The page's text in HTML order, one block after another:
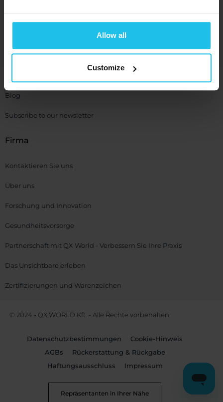
Allow all
Customize
QXSUBSPACE APP
Akademie
Blog
Subscribe to our newsletter
Firma
Kontaktieren Sie uns
Über uns
Forschung und Innovation
Gesundheitsvorsorge
Partnerschaft mit QX World - Verbessern Sie Ihre Praxis
Das Unsichtbare erleben
Zertifizierungen und Warenzeichen
© 2024 - QX WORLD Kft. - Alle Rechte vorbehalten.
Datenschutzbestimmungen
Cookie-Hinweis
AGBs
Rückerstattung & Rückgabe
Haftungsausschluss
Impressum
Repräsentanten in Ihrer Nähe